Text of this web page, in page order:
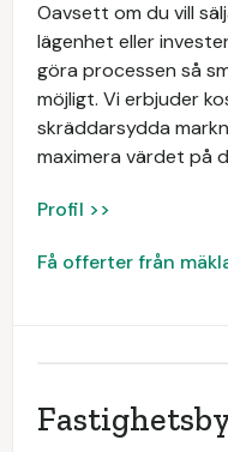
Oavsett om du vill
lägenhet eller
göra processen så
möjligt. Vi erbjuder
skräddarsydda
maximera värdet på
Profil >>
Få offerter från